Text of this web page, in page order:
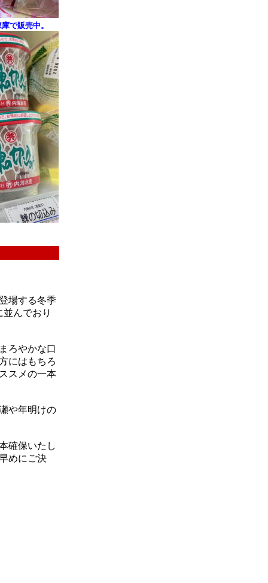
で販売中。
場する冬季
んでおり
ろやかな口
にはもちろ
スメの一本
や年明けの
確保いたし
めにご決